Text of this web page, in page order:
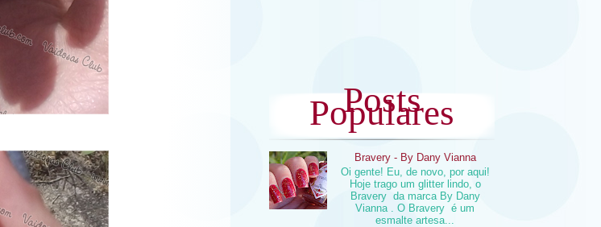
Posts
Populares
Bravery - By Dany Vianna
Oi gente! Eu, de novo, por aqui!
Hoje trago um glitter lindo, o
Bravery da marca By Dany
Vianna . O Bravery é um
esmalte artesa...